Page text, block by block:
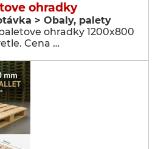
ohradky
> Obaly, palety
ohradky 1200x800
Cena …